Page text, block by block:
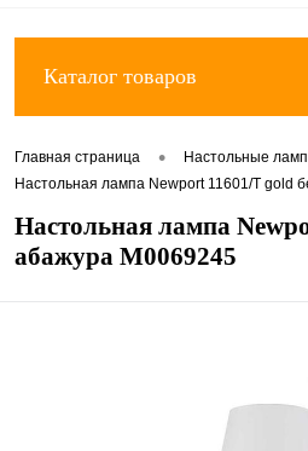
Каталог товаров
Главная страница • Настольные
Настольная лампа Newport 11601/T gold
Настольная лампа
абажура М0069245